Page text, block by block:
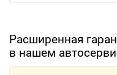
Расширенная
в нашем